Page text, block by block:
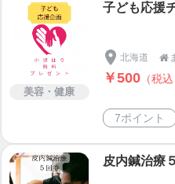
3ヶ月かかりつけで治療
ても強く
「まごの手治療院」と
しました。
今では日本一のDr．と密
初めは、日々保険治療を
格で沢山の方を施術させ
美容・健康
子ども応援
北海道 
￥500 （税込
7ポイント
皮内鍼治療